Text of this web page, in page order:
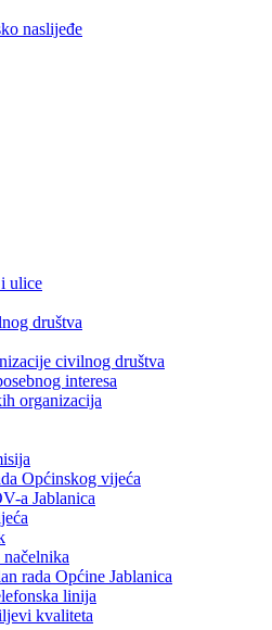
naslijeđe
ulice
društva
civilnog društva
interesa
organizacija
Općinskog vijeća
a Jablanica
rada Općine Jablanica
linija
kvaliteta